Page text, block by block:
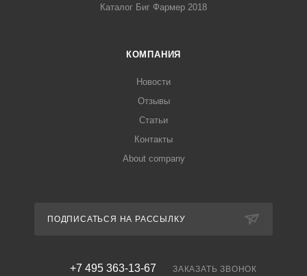
Каталог Биг Фармер 2018
КОМПАНИЯ
Новости
Отзывы
Статьи
Контакты
About company
ПОДПИСАТЬСЯ НА РАССЫЛКУ
+7 495 363-13-67 ЗАКАЗАТЬ ЗВОНОК